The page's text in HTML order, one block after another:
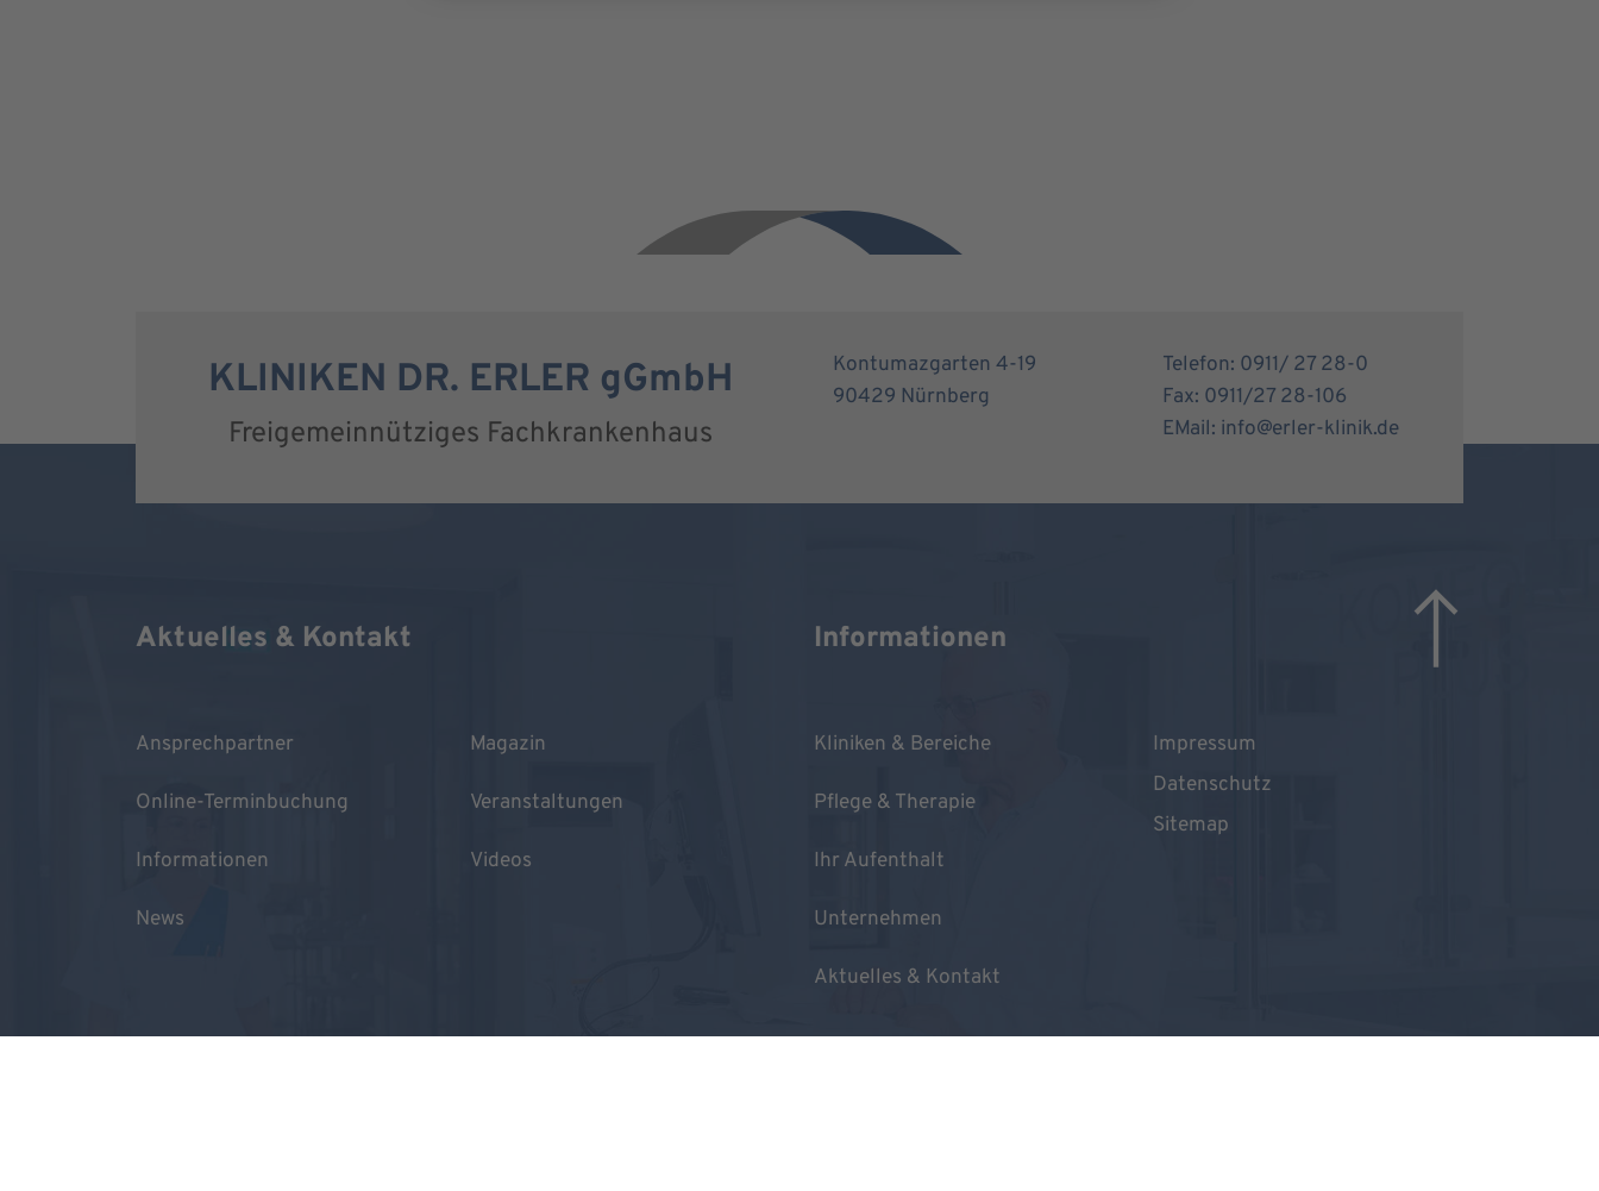
KLINIKEN DR. ERLER gGmbH
Freigemeinnütziges Fachkrankenhaus
Kontumazgarten 4-19
90429 Nürnberg
Telefon: 0911/ 27 28-0
Fax: 0911/27 28-106
EMail: info@erler-klinik.de
Aktuelles & Kontakt
Ansprechpartner
Online-Terminbuchung
Informationen
News
Magazin
Veranstaltungen
Videos
Informationen
Kliniken & Bereiche
Pflege & Therapie
Ihr Aufenthalt
Unternehmen
Aktuelles & Kontakt
Impressum
Datenschutz
Sitemap